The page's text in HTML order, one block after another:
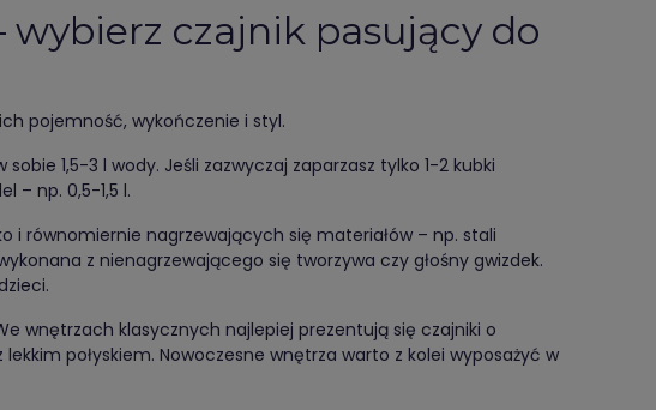
wybierz czajnik pasujący do
pojemność, wykończenie i styl.
1,5-3 l wody. Jeśli zazwyczaj zaparzasz tylko 1-2 kubki
– np. 0,5-1,5 l.
i równomiernie nagrzewających się materiałów – np. stali
z nienagrzewającego się tworzywa czy głośny gwizdek.
wnętrzach klasycznych najlepiej prezentują się czajniki o
połyskiem. Nowoczesne wnętrza warto z kolei wyposażyć w